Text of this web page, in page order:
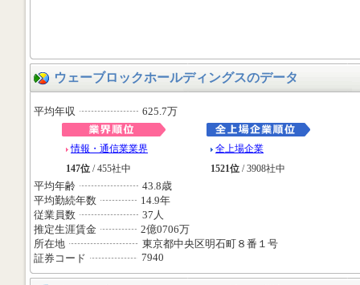
ウェーブロックホールディングスのデータ
平均年収 625.7万
情報・通信業業界
147位 / 455社中
全上場企業
1521位 / 3908社中
平均年齢
43.8歳
平均勤続年数
14.9年
従業員数
37人
推定生涯賃金
2億0706万
所在地
東京都中央区明石町８番１号
証券コード
7940